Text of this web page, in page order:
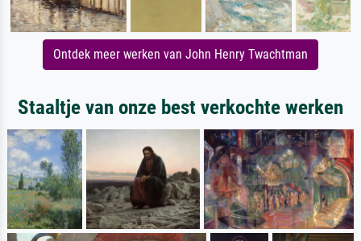
Ontdek meer werken van John Henry Twachtman
Staaltje van onze best verkochte werken